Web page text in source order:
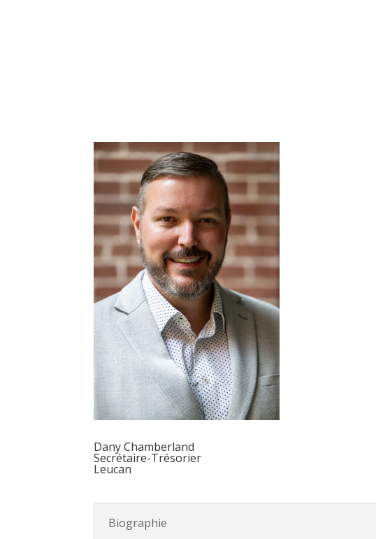
Dany Chamberland
Secrétaire-Trésorier
Leucan
Biographie